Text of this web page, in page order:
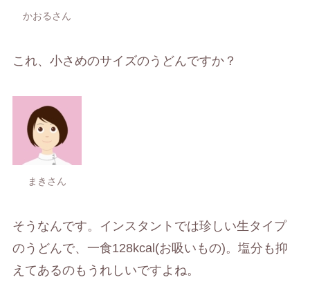
かおるさん
これ、小さめのサイズのうどんですか？
まきさん
そうなんです。インスタントでは珍しい生タイプ
のうどんで、一食128kcal(お吸いもの)。塩分も抑
えてあるのもうれしいですよね。